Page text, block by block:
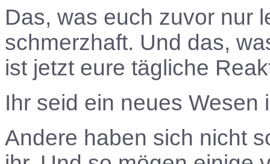
Das, was euch zuvor nur
schmerzhaft. Und das,
ist jetzt eure tägliche
Ihr seid ein neues Wesen
Andere haben sich nicht